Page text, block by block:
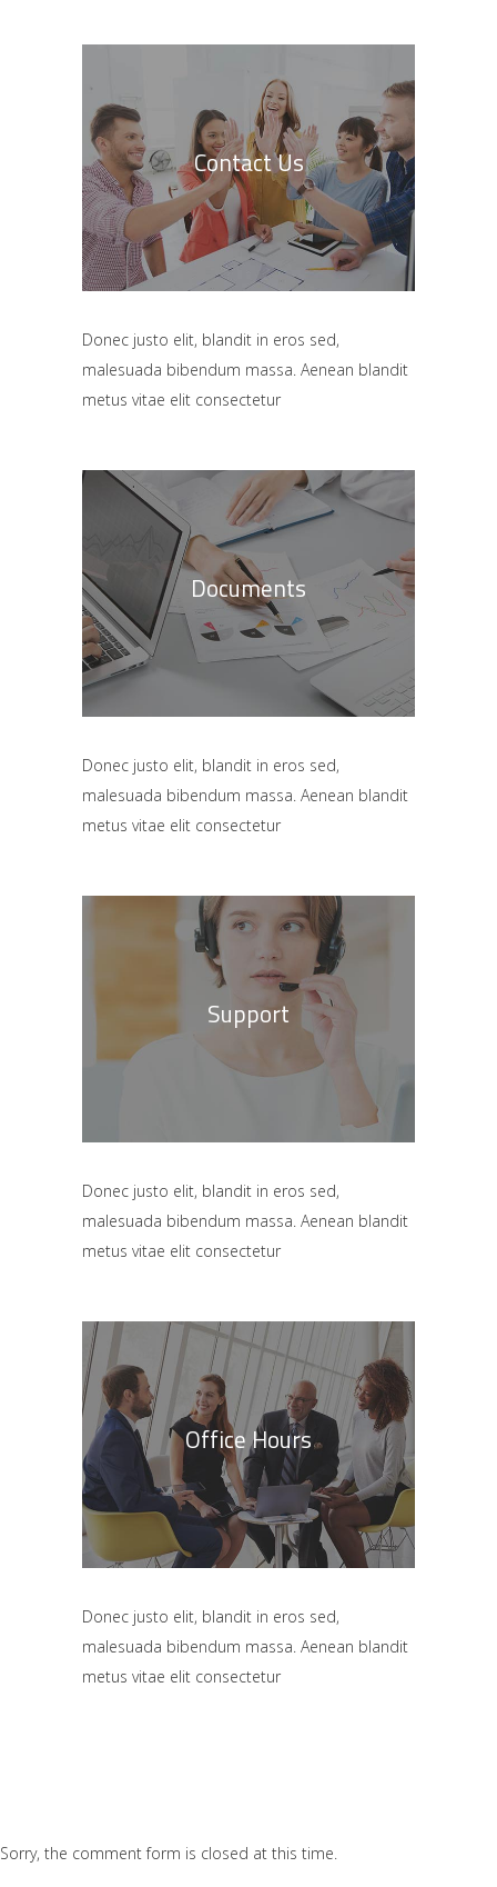
Contact Us
Donec justo elit, blandit in eros sed,
malesuada bibendum massa. Aenean blandit
metus vitae elit consectetur
Documents
Donec justo elit, blandit in eros sed,
malesuada bibendum massa. Aenean blandit
metus vitae elit consectetur
Support
Donec justo elit, blandit in eros sed,
malesuada bibendum massa. Aenean blandit
metus vitae elit consectetur
Office Hours
Donec justo elit, blandit in eros sed,
malesuada bibendum massa. Aenean blandit
metus vitae elit consectetur
Sorry, the comment form is closed at this time.